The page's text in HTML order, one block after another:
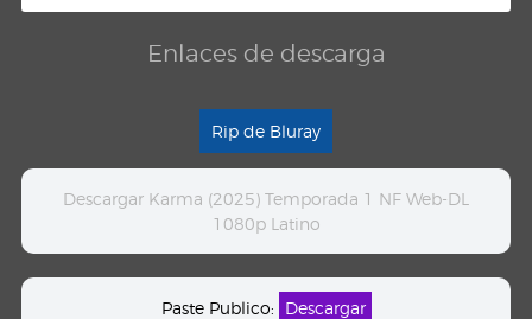
Enlaces de descarga
Rip de Bluray
Descargar Karma (2025) Temporada 1 NF Web-DL
1080p Latino
Paste Publico: Descargar